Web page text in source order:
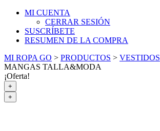
MI CUENTA
CERRAR SESIÓN
SUSCRÍBETE
RESUMEN DE LA COMPRA
MI ROPA GO > PRODUCTOS > VESTIDOS
MANGAS TALLA&MODA
¡Oferta!
+
+